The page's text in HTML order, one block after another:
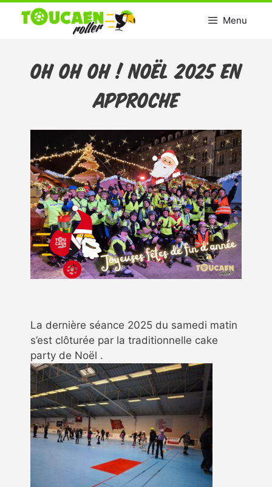
Menu
OH OH OH ! Noël 2025 en
approche
La dernière séance 2025 du samedi matin
s’est clôturée par la traditionnelle cake
party de Noël .